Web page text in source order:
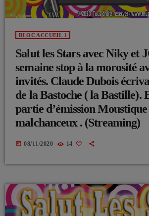
BLOC ACCUEIL 1
Salut les Stars avec Niky et
semaine stop à la morosité
invités. Claude Dubois
de la Bastoche ( la Bastille).
partie d’émission
malchanceux . (Streaming)
today 08/11/2020 14